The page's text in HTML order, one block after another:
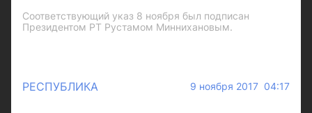
Соответствующий указ 8 ноября был подписан
Президентом РТ Рустамом Миннихановым.
РЕСПУБЛИКА 9 ноября 2017 04:17